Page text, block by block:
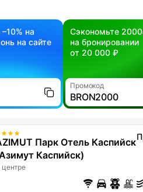
на
на сайте
Сэкономьте
на бронировании
от 20 000 ₽
Промокод
BRON2000
Парк Отель Каспийск
Каспийск)
центре